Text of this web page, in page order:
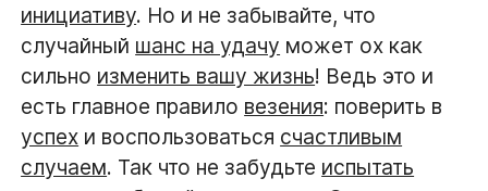
инициативу. Но и не забывайте, что
случайный шанс на удачу может ох как
сильно изменить вашу жизнь! Ведь это и
есть главное правило везения: поверить в
успех и воспользоваться счастливым
случаем. Так что не забудьте испытать